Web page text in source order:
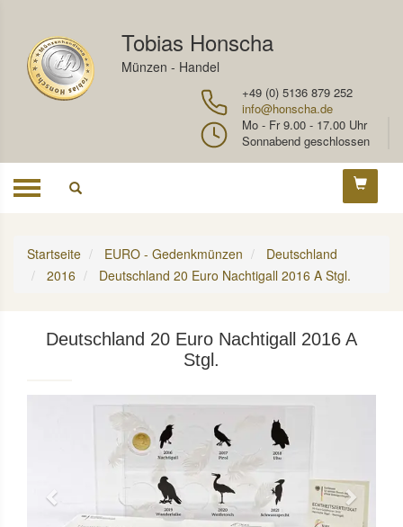
Tobias Honscha
Münzen - Handel
+49 (0) 5136 879 252
info@honscha.de
Mo - Fr 9.00 - 17.00 Uhr
Sonnabend geschlossen
Toggle
Startseite EURO - Gedenkmünzen
Deutschland
2016
Deutschland 20 Euro Nachtigall 2016 A Stgl.
Deutschland 20 Euro Nachtigall 2016 A
Stgl.
Previous Next